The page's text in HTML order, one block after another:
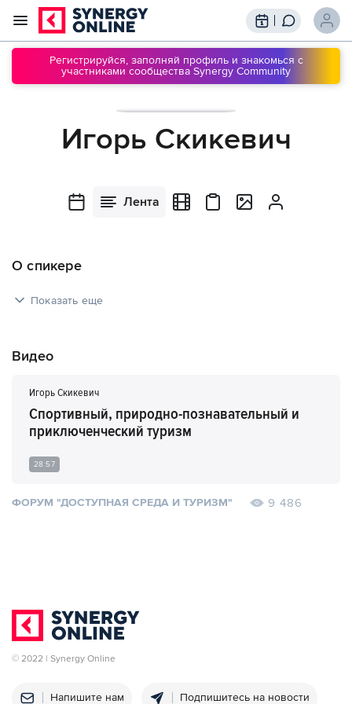
Регистрируйся, заполняй профиль и знакомься с
участниками сообщества Synergy Community
Трансляции
Вебинары
Обучение
Знания
Подписки
Игорь Скикевич
Лента
О спикере
Показать еще
Видео
Игорь Скикевич
Спортивный, природно-познавательный и
приключенческий туризм
28:57
ФОРУМ "ДОСТУПНАЯ СРЕДА И ТУРИЗМ" 9 486
© 2022 | Synergy Online
Напишите нам Подпишитесь на новости